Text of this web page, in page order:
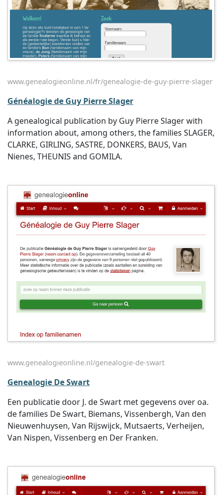
www.genealogieonline.nl/fr/genealogie-de-guy-pierre-slager
Généalogie de Guy Pierre Slager
A genealogical publication by Guy Pierre Slager with
information about, among others, the families SLAGER,
CLARKE, GIRLING, SASTRE, DONKERS, BAUS, Van
Nienes, THEUNIS and GOMILA.
www.genealogieonline.nl/genealogie-de-swart
Genealogie De Swart
Een publicatie door J. de Swart met gegevens over oa.
de families De Swart, Biemans, Vissenbergh, Van den
Nieuwenhuysen, Van Rijswijck, Mutsaerts, Verheijen,
Van Nispen, Vissenberg en Der Franken.